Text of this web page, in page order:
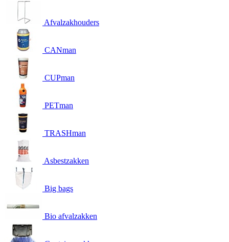
Afvalzakhouders
CANman
CUPman
PETman
TRASHman
Asbestzakken
Big bags
Bio afvalzakken